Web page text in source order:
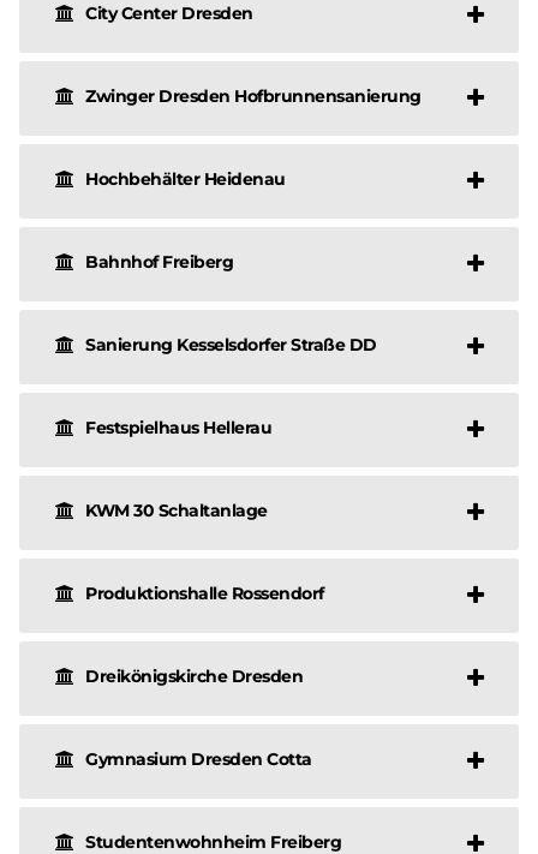
City Center Dresden
Zwinger Dresden Hofbrunnensanierung
Hochbehälter Heidenau
Bahnhof Freiberg
Sanierung Kesselsdorfer Straße DD
Festspielhaus Hellerau
KWM 30 Schaltanlage
Produktionshalle Rossendorf
Dreikönigskirche Dresden
Gymnasium Dresden Cotta
Studentenwohnheim Freiberg